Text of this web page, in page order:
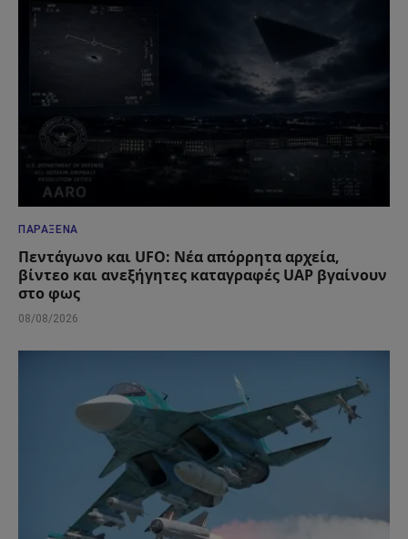
ΠΑΡΆΞΕΝΑ
Πεντάγωνο και UFO: Νέα απόρρητα αρχεία,
βίντεο και ανεξήγητες καταγραφές UAP βγαίνουν
στο φως
08/08/2026